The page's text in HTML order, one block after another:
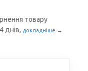
товару
днів, докладніше →